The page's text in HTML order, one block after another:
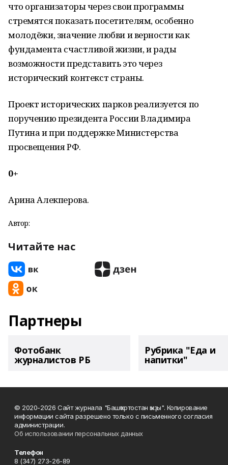
что организаторы через свои программы
стремятся показать посетителям, особенно
молодёжи, значение любви и верности как
фундамента счастливой жизни, и рады
возможности представить это через
исторический контекст страны.
Проект исторических парков реализуется по
поручению президента России Владимира
Путина и при поддержке Министерства
просвещения РФ.
0+
Арина Алекперова.
Автор:
Читайте нас
Партнеры
Фотобанк
журналистов РБ
Рубрика "Еда и
напитки"
© 2020-2026 Сайт журнала "Башҡортостан ҡыҙы". Копирование
информации сайта разрешено только с письменного согласия
администрации.
Об использовании персональных данных
Телефон
8 (347) 273-26-89